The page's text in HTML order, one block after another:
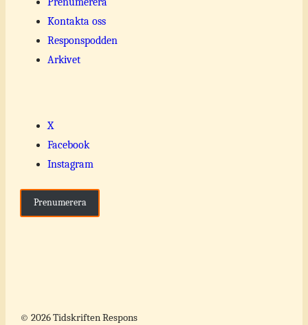
Kontakta oss
Responspodden
Arkivet
X
Facebook
Instagram
Prenumerera
© 2026 Tidskriften Respons